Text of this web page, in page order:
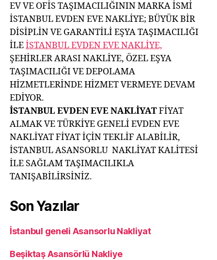
EV VE OFİS TAŞIMACILIĞININ MARKA İSMİ
İSTANBUL EVDEN EVE NAKLİYE; BÜYÜK BİR
DİSİPLİN VE GARANTİLİ EŞYA TAŞIMACILIĞI
İLEİSTANBUL EVDEN EVE NAKLİYE,
ŞEHİRLER ARASI NAKLİYE, ÖZEL EŞYA
TAŞIMACILIĞI VE DEPOLAMA
HİZMETLERİNDE HİZMET VERMEYE DEVAM
EDİYOR.
İSTANBUL EVDEN EVE NAKLİYATFİYAT
ALMAK VE TÜRKİYE GENELİ EVDEN EVE
NAKLİYAT FİYAT İÇİN TEKLİF ALABİLİR,
İSTANBUL ASANSORLU NAKLİYAT KALİTESİ
İLE SAĞLAM TAŞIMACILIKLA
TANIŞABİLİRSİNİZ.
Son Yazılar
İstanbul geneli Asansorlu Nakliyat
Beşiktaş Asansörlü Nakliye